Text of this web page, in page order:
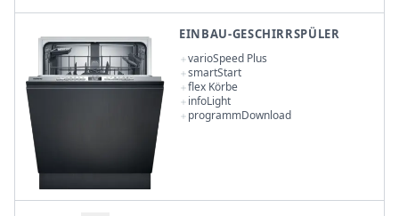
EINBAU-GESCHIRRSPÜLER
varioSpeed Plus
smartStart
flex Körbe
infoLight
programmDownload